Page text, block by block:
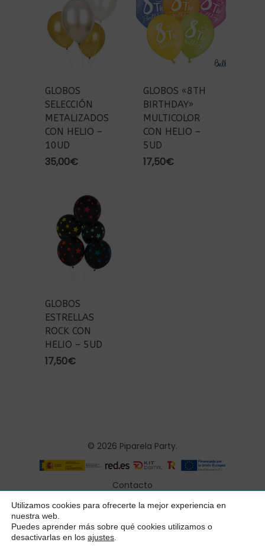
Subtotal: 0,00
Ver Carrito
GLOBOS
SELECCIÓN
METALIZADOS
CON HELIO –
10UD
35,00€
GLOBOS «8TH
BIRTHDAY»
MULTICOLOR
CON HELIO –
5UD
17,50€
GLOBOS
ESTRELLAS
ROCK CON
HELIO – 5UD
17,50€
© 2026 Piparela Party.
Contacto
Aviso legal
Política de privacidad
Utilizamos cookies para ofrecerte la mejor experiencia en
nuestra web.
Puedes aprender más sobre qué cookies utilizamos o
desactivarlas en los ajustes